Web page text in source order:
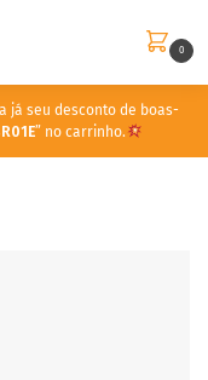
0
já seu desconto de boas-
” no carrinho.